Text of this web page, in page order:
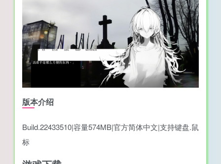
版本介绍
Build.22433510|容量574MB|官方简体中文|支持键盘.鼠
标